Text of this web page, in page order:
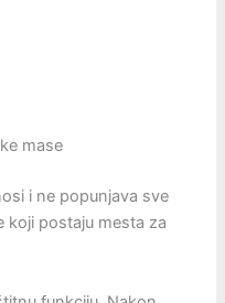
mase
i ne popunjava sve
koji postaju mesta za